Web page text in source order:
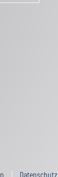
Datenschutz